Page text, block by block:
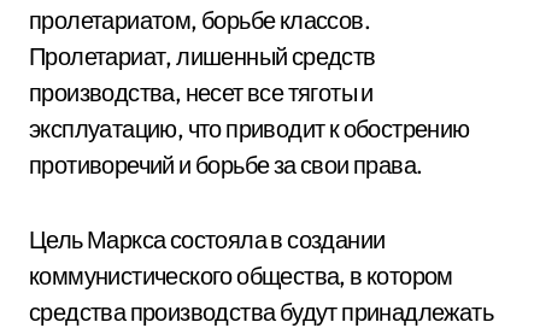
пролетариатом, борьбе классов.
Пролетариат, лишенный средств
производства, несет все тяготы и
эксплуатацию, что приводит к обострению
противоречий и борьбе за свои права.
Цель Маркса состояла в создании
коммунистического общества, в котором
средства производства будут принадлежать